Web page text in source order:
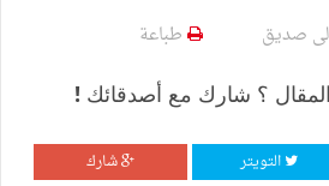
صديق طباعة
؟ شارك مع أصدقائك !
التويتر شارك